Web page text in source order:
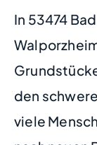
In 53474
den
viele